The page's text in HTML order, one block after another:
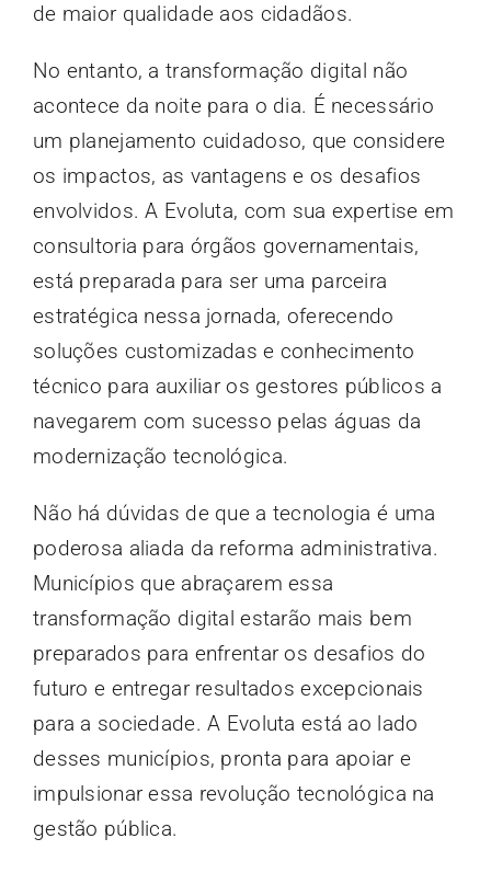
de maior qualidade aos cidadãos.
No entanto, a transformação digital não
acontece da noite para o dia. É necessário
um planejamento cuidadoso, que considere
os impactos, as vantagens e os desafios
envolvidos. A Evoluta, com sua expertise em
consultoria para órgãos governamentais,
está preparada para ser uma parceira
estratégica nessa jornada, oferecendo
soluções customizadas e conhecimento
técnico para auxiliar os gestores públicos a
navegarem com sucesso pelas águas da
modernização tecnológica.
Não há dúvidas de que a tecnologia é uma
poderosa aliada da reforma administrativa.
Municípios que abraçarem essa
transformação digital estarão mais bem
preparados para enfrentar os desafios do
futuro e entregar resultados excepcionais
para a sociedade. A Evoluta está ao lado
desses municípios, pronta para apoiar e
impulsionar essa revolução tecnológica na
gestão pública.